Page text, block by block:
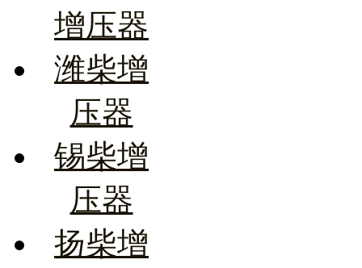
增压器
潍柴增
压器
锡柴增
压器
扬柴增